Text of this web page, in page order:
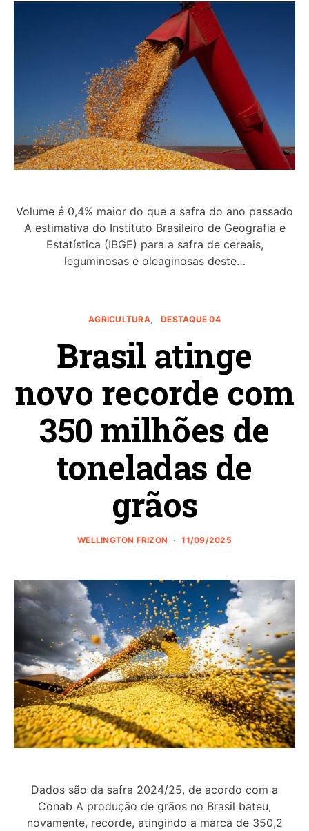
Volume é 0,4% maior do que a safra do ano passado
A estimativa do Instituto Brasileiro de Geografia e
Estatística (IBGE) para a safra de cereais,
leguminosas e oleaginosas deste…
AGRICULTURA DESTAQUE 04
Brasil atinge
novo recorde com
350 milhões de
toneladas de
grãos
WELLINGTON FRIZON 11/09/2025
Dados são da safra 2024/25, de acordo com a
Conab A produção de grãos no Brasil bateu,
novamente, recorde, atingindo a marca de 350,2